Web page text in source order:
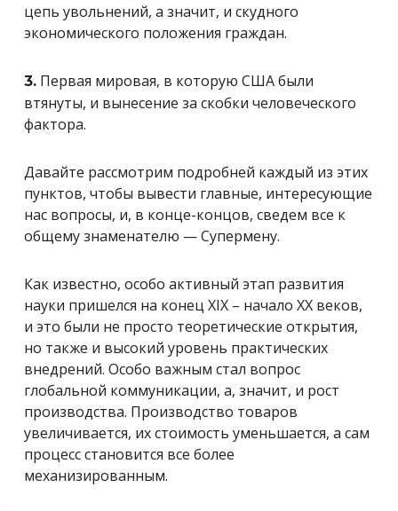
цепь увольнений, а значит, и скудного
экономического положения граждан.
3. Первая мировая, в которую США были
втянуты, и вынесение за скобки человеческого
фактора.
Давайте рассмотрим подробней каждый из этих
пунктов, чтобы вывести главные, интересующие
нас вопросы, и, в конце-концов, сведем все к
общему знаменателю — Супермену.
Как известно, особо активный этап развития
науки пришелся на конец ХІХ – начало ХХ веков,
и это были не просто теоретические открытия,
но также и высокий уровень практических
внедрений. Особо важным стал вопрос
глобальной коммуникации, а, значит, и рост
производства. Производство товаров
увеличивается, их стоимость уменьшается, а сам
процесс становится все более
механизированным.